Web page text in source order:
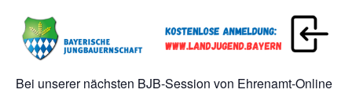
Bei unserer nächsten BJB-Session von Ehrenamt-Online